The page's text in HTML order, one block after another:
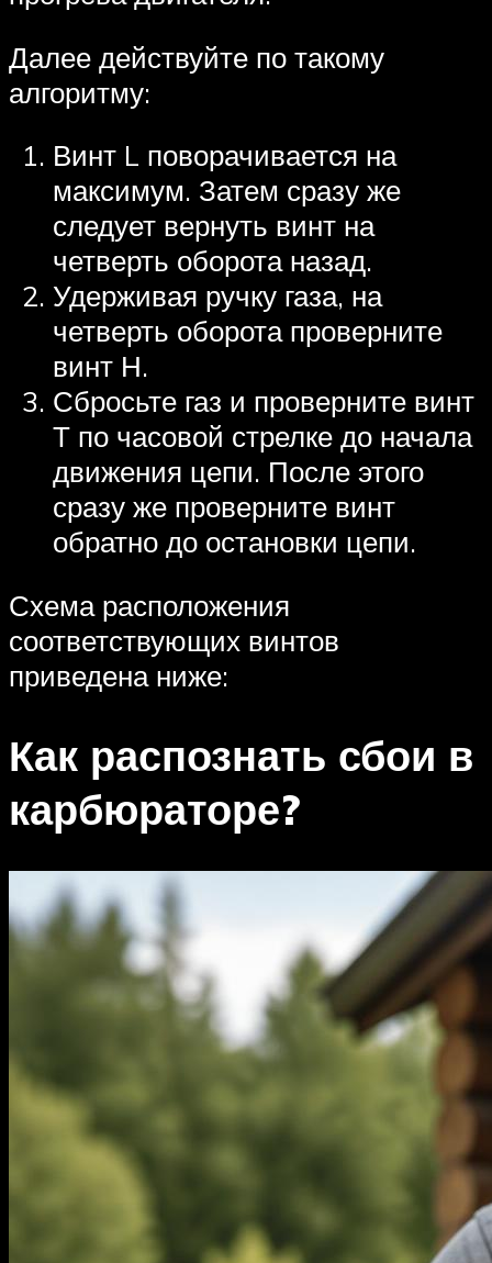
Далее действуйте по такому
алгоритму:
Винт L поворачивается на
максимум. Затем сразу же
следует вернуть винт на
четверть оборота назад.
Удерживая ручку газа, на
четверть оборота проверните
винт Н.
Сбросьте газ и проверните винт
Т по часовой стрелке до начала
движения цепи. После этого
сразу же проверните винт
обратно до остановки цепи.
Схема расположения
соответствующих винтов
приведена ниже:
Как распознать сбои в
карбюраторе?